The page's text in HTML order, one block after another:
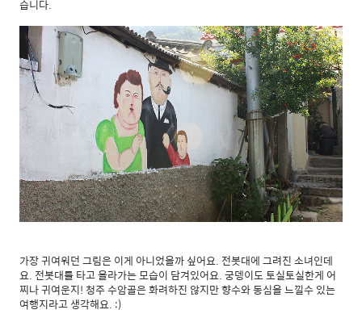
습니다.
가장 귀여워던 그림은 이게 아니었을까 싶어요. 전봇대에 그려진 소녀인데
요. 전봇대를 타고 올라가는 모습이 담겨있어요. 궁뎅이도 토실토실한게 어
찌나 귀여운지! 청주 수암골은 화려하진 않지만 향수와 동심을 느낄수 있는
여행지라고 생각해요. :)